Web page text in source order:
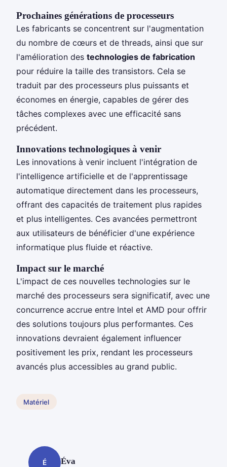
Prochaines générations de processeurs
Les fabricants se concentrent sur l'augmentation
du nombre de cœurs et de threads, ainsi que sur
l'amélioration des technologies de fabrication
pour réduire la taille des transistors. Cela se
traduit par des processeurs plus puissants et
économes en énergie, capables de gérer des
tâches complexes avec une efficacité sans
précédent.
Innovations technologiques à venir
Les innovations à venir incluent l'intégration de
l'intelligence artificielle et de l'apprentissage
automatique directement dans les processeurs,
offrant des capacités de traitement plus rapides
et plus intelligentes. Ces avancées permettront
aux utilisateurs de bénéficier d'une expérience
informatique plus fluide et réactive.
Impact sur le marché
L'impact de ces nouvelles technologies sur le
marché des processeurs sera significatif, avec une
concurrence accrue entre Intel et AMD pour offrir
des solutions toujours plus performantes. Ces
innovations devraient également influencer
positivement les prix, rendant les processeurs
avancés plus accessibles au grand public.
Matériel
É Éva